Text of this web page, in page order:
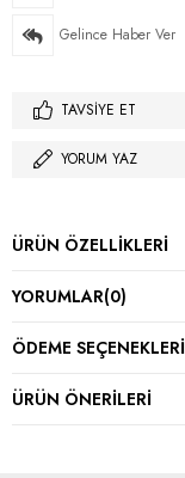
Gelince Haber Ver
TAVSIYE ET
YORUM YAZ
ÜRÜN ÖZELLIKLERI
YORUMLAR(0)
ÖDEME SEÇENEKLERI
ÜRÜN ÖNERILERI